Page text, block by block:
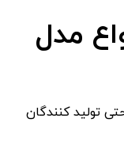
مدل
تولید کنندگان